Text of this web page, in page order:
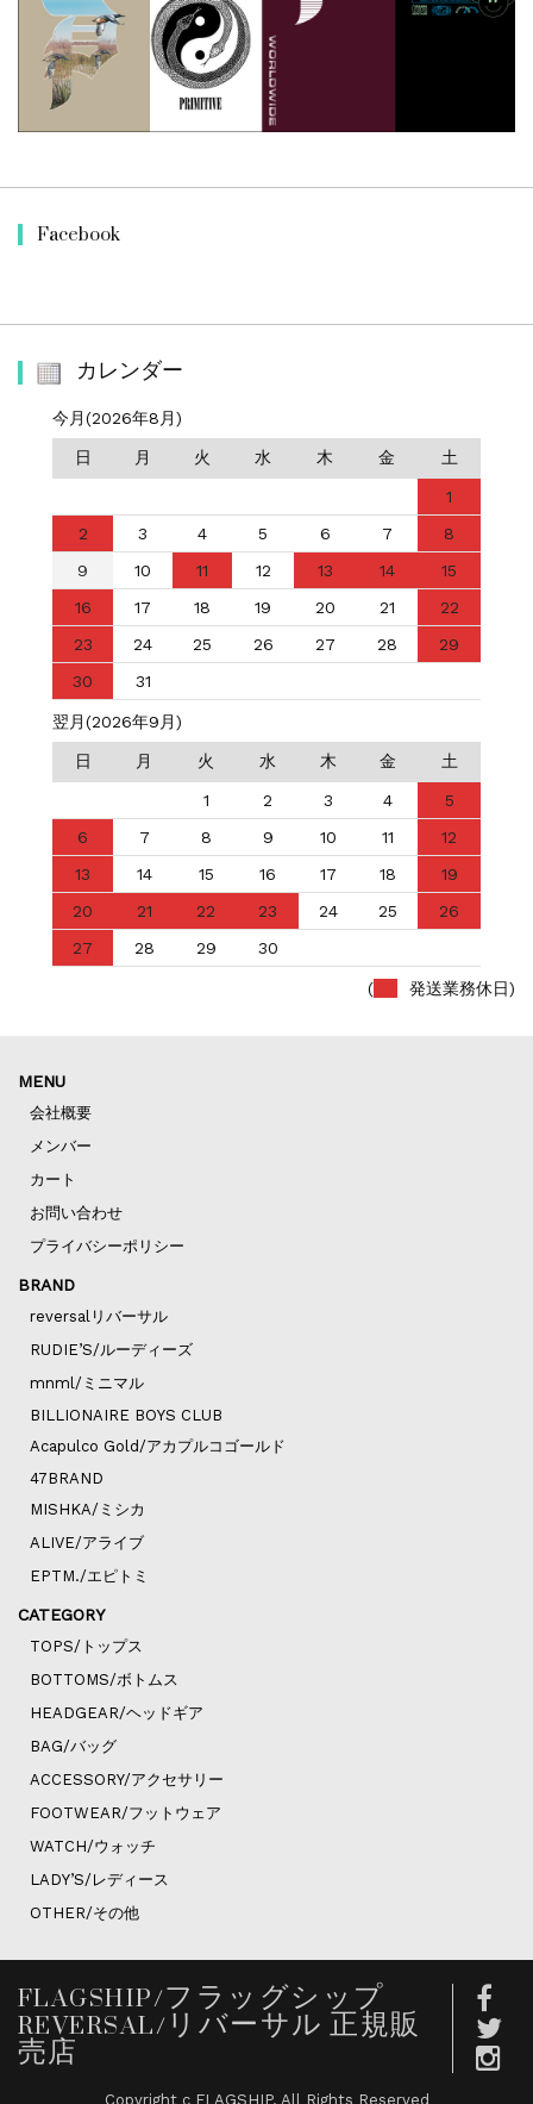
Facebook
カレンダー
今月(2026年8月)
日 月 火 水 木 金 土
1
2
3 4 5 6 7
8
9
10 11 12 13 14
15
16
17 18 19 20 21
22
23
24 25 26 27 28
29
30
31
翌月(2026年9月)
日 月 火 水 木 金 土
1 2 3 4
5
6
7 8 9 10 11
12
13
14 15 16 17 18
19
20
21 22 23 24 25
26
27
28 29 30
( 発送業務休日)
MENU
会社概要
メンバー
カート
お問い合わせ
プライバシーポリシー
BRAND
reversalリバーサル
RUDIE’S/ルーディーズ
mnml/ミニマル
BILLIONAIRE BOYS CLUB
Acapulco Gold/アカプルコゴールド
47BRAND
MISHKA/ミシカ
ALIVE/アライブ
EPTM./エピトミ
CATEGORY
TOPS/トップス
BOTTOMS/ボトムス
HEADGEAR/ヘッドギア
BAG/バッグ
ACCESSORY/アクセサリー
FOOTWEAR/フットウェア
WATCH/ウォッチ
LADY’S/レディース
OTHER/その他
FLAGSHIP/フラッグシップ
REVERSAL/リバーサル 正規販
売店
Copyright c FLAGSHIP. All Rights Reserved